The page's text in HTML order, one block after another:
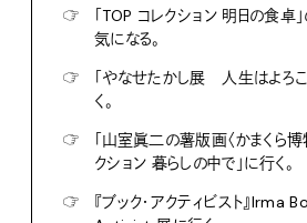
☞
「TOP コレクション 明日の食卓
気になる。
☞
「やなせたかし展 人生はよろ
く。
☞
「山室眞二の薯版画〈かまくら
クション 暮らしの中で」に行く。
☞
『ブック・アクティビスト』Irma